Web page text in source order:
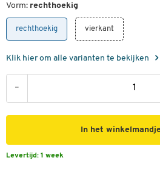
Vorm: rechthoekig
rechthoekig vierkant
Klik hier om alle varianten te bekijken
-
In het
Levertijd: 1 week